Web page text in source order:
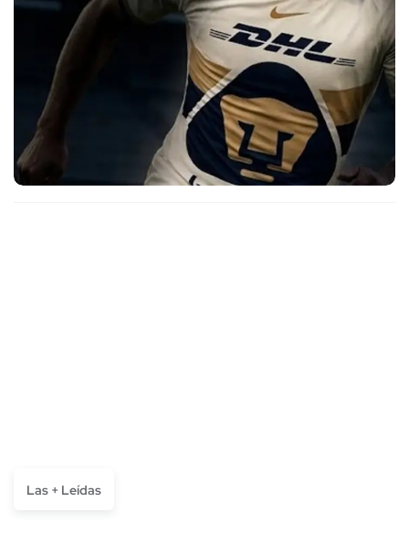
Las + Leídas